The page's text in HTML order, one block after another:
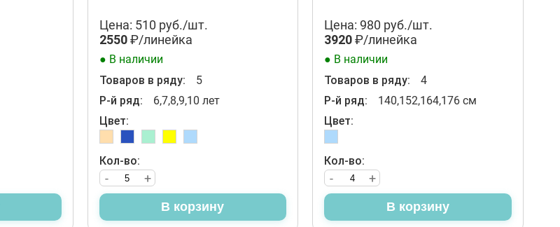
Цена: 510 руб./шт.
2550₽/линейка
● В наличии
Товаров в ряду:
5
Р-й ряд:
6,7,8,9,10 лет
Цвет:
Кол-во:
+
-
В корзину
Цена: 980 руб./шт.
3920₽/линейка
● В наличии
Товаров в ряду:
4
Р-й ряд:
140,152,164,176 см
Цвет:
Кол-во:
+
-
В корзину